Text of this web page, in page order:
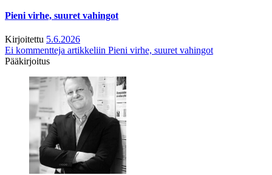
Pieni virhe, suuret vahingot
Kirjoitettu 5.6.2026
Ei kommentteja artikkeliin Pieni virhe, suuret vahingot
Pääkirjoitus